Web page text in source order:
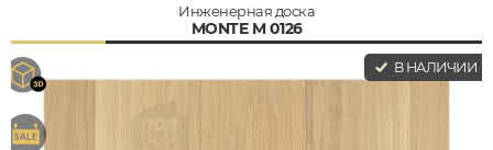
Инженерная доска
MONTE M 0126
В НАЛИЧИИ